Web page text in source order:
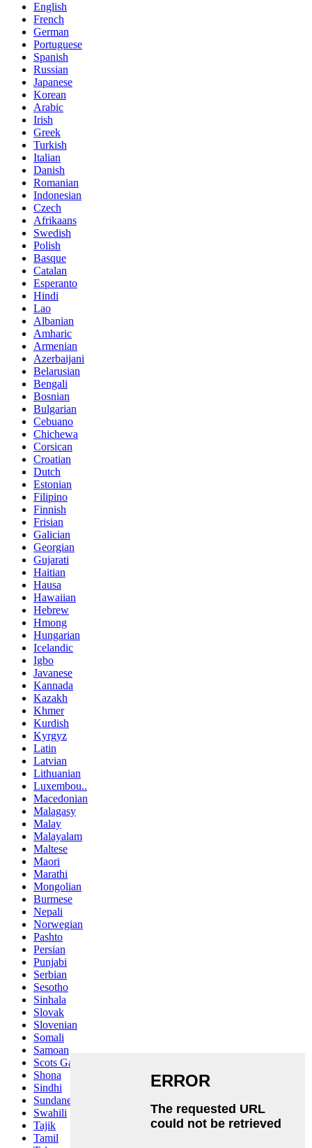
English
French
German
Portuguese
Spanish
Russian
Japanese
Korean
Arabic
Irish
Greek
Turkish
Italian
Danish
Romanian
Indonesian
Czech
Afrikaans
Swedish
Polish
Basque
Catalan
Esperanto
Hindi
Lao
Albanian
Amharic
Armenian
Azerbaijani
Belarusian
Bengali
Bosnian
Bulgarian
Cebuano
Chichewa
Corsican
Croatian
Dutch
Estonian
Filipino
Finnish
Frisian
Galician
Georgian
Gujarati
Haitian
Hausa
Hawaiian
Hebrew
Hmong
Hungarian
Icelandic
Igbo
Javanese
Kannada
Kazakh
Khmer
Kurdish
Kyrgyz
Latin
Latvian
Lithuanian
Luxembou..
Macedonian
Malagasy
Malay
Malayalam
Maltese
Maori
Marathi
Mongolian
Burmese
Nepali
Norwegian
Pashto
Persian
Punjabi
Serbian
Sesotho
Sinhala
Slovak
Slovenian
Somali
Samoan
Scots Gaelic
Shona
Sindhi
Sundanese
Swahili
Tajik
Tamil